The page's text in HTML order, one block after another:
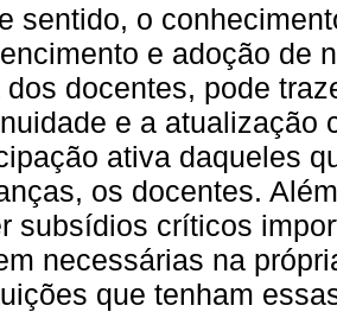
sentido, o
e adoção de
dos docentes, pode
e a atualização
ativa daqueles
os docentes.
subsídios críticos
necessárias na
que tenham